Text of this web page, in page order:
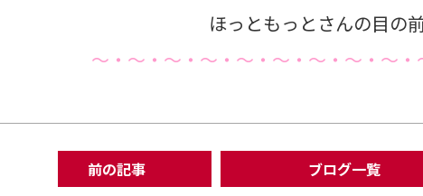
ほっともっとさんの目の
～・～・～・～・～・～・～・～・～・
前の記事 ブログ一覧